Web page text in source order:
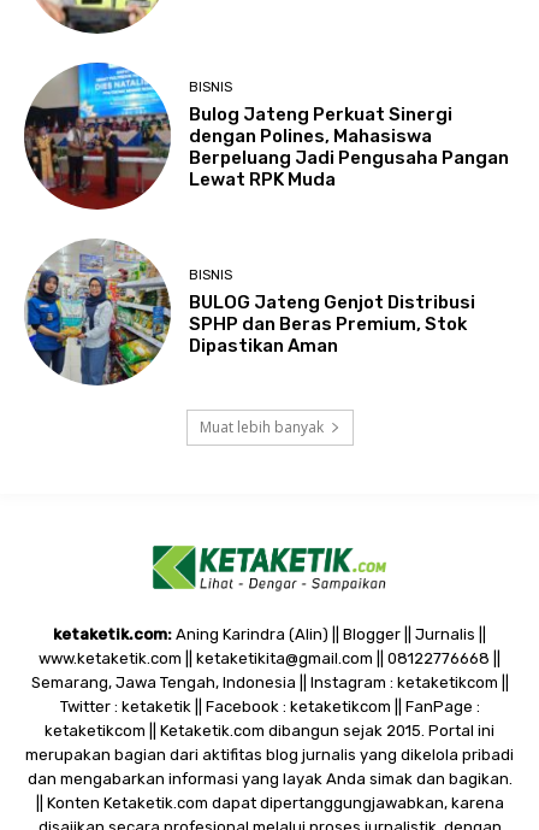
BISNIS
Bulog Jateng Perkuat Sinergi
dengan Polines, Mahasiswa
Berpeluang Jadi Pengusaha Pangan
Lewat RPK Muda
BISNIS
BULOG Jateng Genjot Distribusi
SPHP dan Beras Premium, Stok
Dipastikan Aman
Muat lebih banyak
ketaketik.com: Aning Karindra (Alin) || Blogger || Jurnalis ||
www.ketaketik.com || ketaketikita@gmail.com || 08122776668 ||
Semarang, Jawa Tengah, Indonesia || Instagram : ketaketikcom ||
Twitter : ketaketik || Facebook : ketaketikcom || FanPage :
ketaketikcom || Ketaketik.com dibangun sejak 2015. Portal ini
merupakan bagian dari aktifitas blog jurnalis yang dikelola pribadi
dan mengabarkan informasi yang layak Anda simak dan bagikan.
|| Konten Ketaketik.com dapat dipertanggungjawabkan, karena